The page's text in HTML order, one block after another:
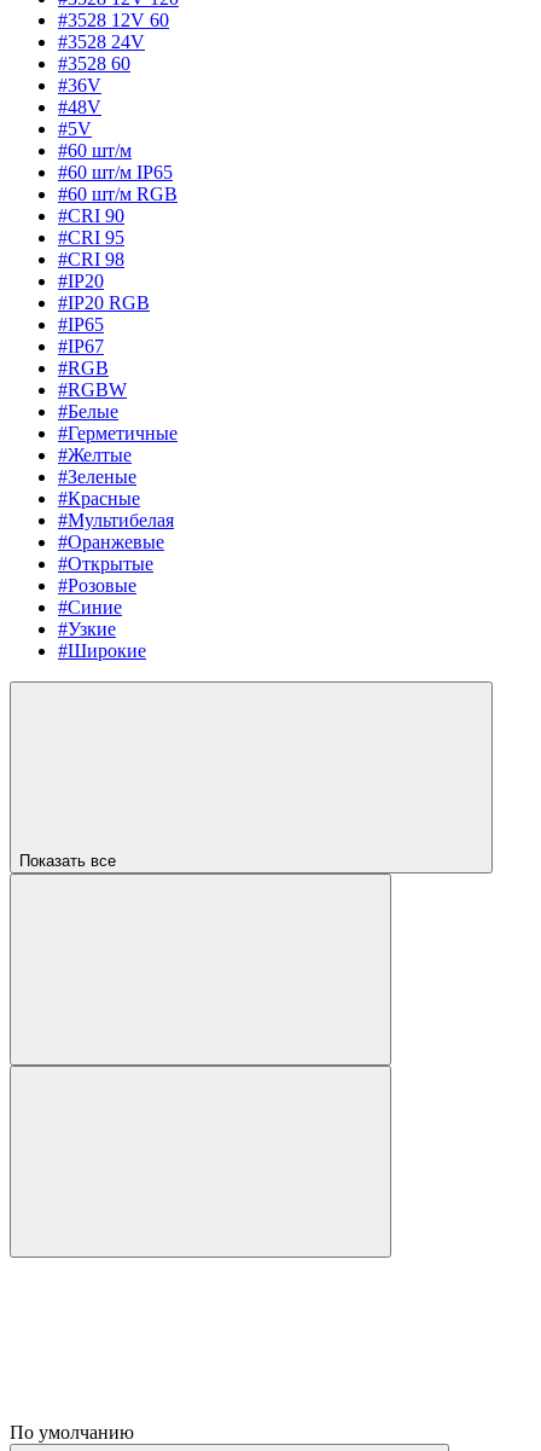
#3528 12V 60
#3528 24V
#3528 60
#36V
#48V
#5V
#60 шт/м
#60 шт/м IP65
#60 шт/м RGB
#CRI 90
#CRI 95
#CRI 98
#IP20
#IP20 RGB
#IP65
#IP67
#RGB
#RGBW
#Белые
#Герметичные
#Желтые
#Зеленые
#Красные
#Мультибелая
#Оранжевые
#Открытые
#Розовые
#Синие
#Узкие
#Широкие
Показать все
По умолчанию